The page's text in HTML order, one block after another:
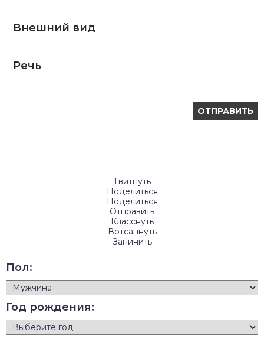
Внешний вид
Речь
Твитнуть
Поделиться
Поделиться
Отправить
Класснуть
Вотсапнуть
Запинить
Пол:
Год рождения: